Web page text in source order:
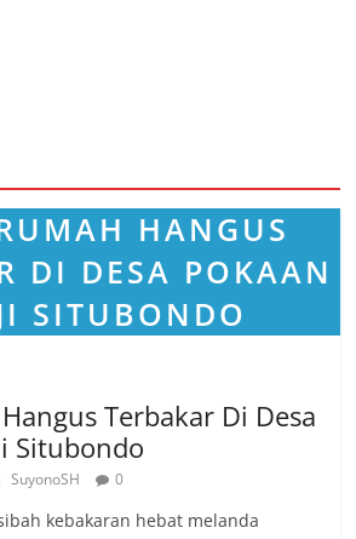
Terbakar Di Desa
Situbondo
SuyonoSH 0
kebakaran hebat melanda